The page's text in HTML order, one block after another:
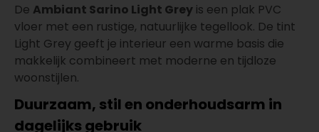
De Ambiant Sarino Light Grey is een plak PVC
vloer met een rustige, natuurlijke tegellook. De tint
Light Grey geeft je interieur een warme basis die
makkelijk combineert met moderne en tijdloze
woonstijlen.
Duurzaam, stil en onderhoudsarm in
dagelijks gebruik